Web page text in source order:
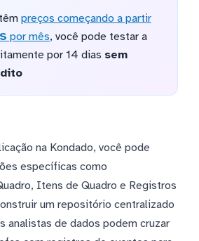
preços começando a partir
por mês, você pode testar a
por 14 dias sem
na Kondado, você pode
específicas como
Itens de Quadro e Registros
um repositório centralizado
analistas de dados podem cruzar